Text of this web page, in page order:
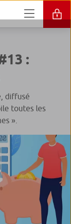
:
diffusé
toutes les
».